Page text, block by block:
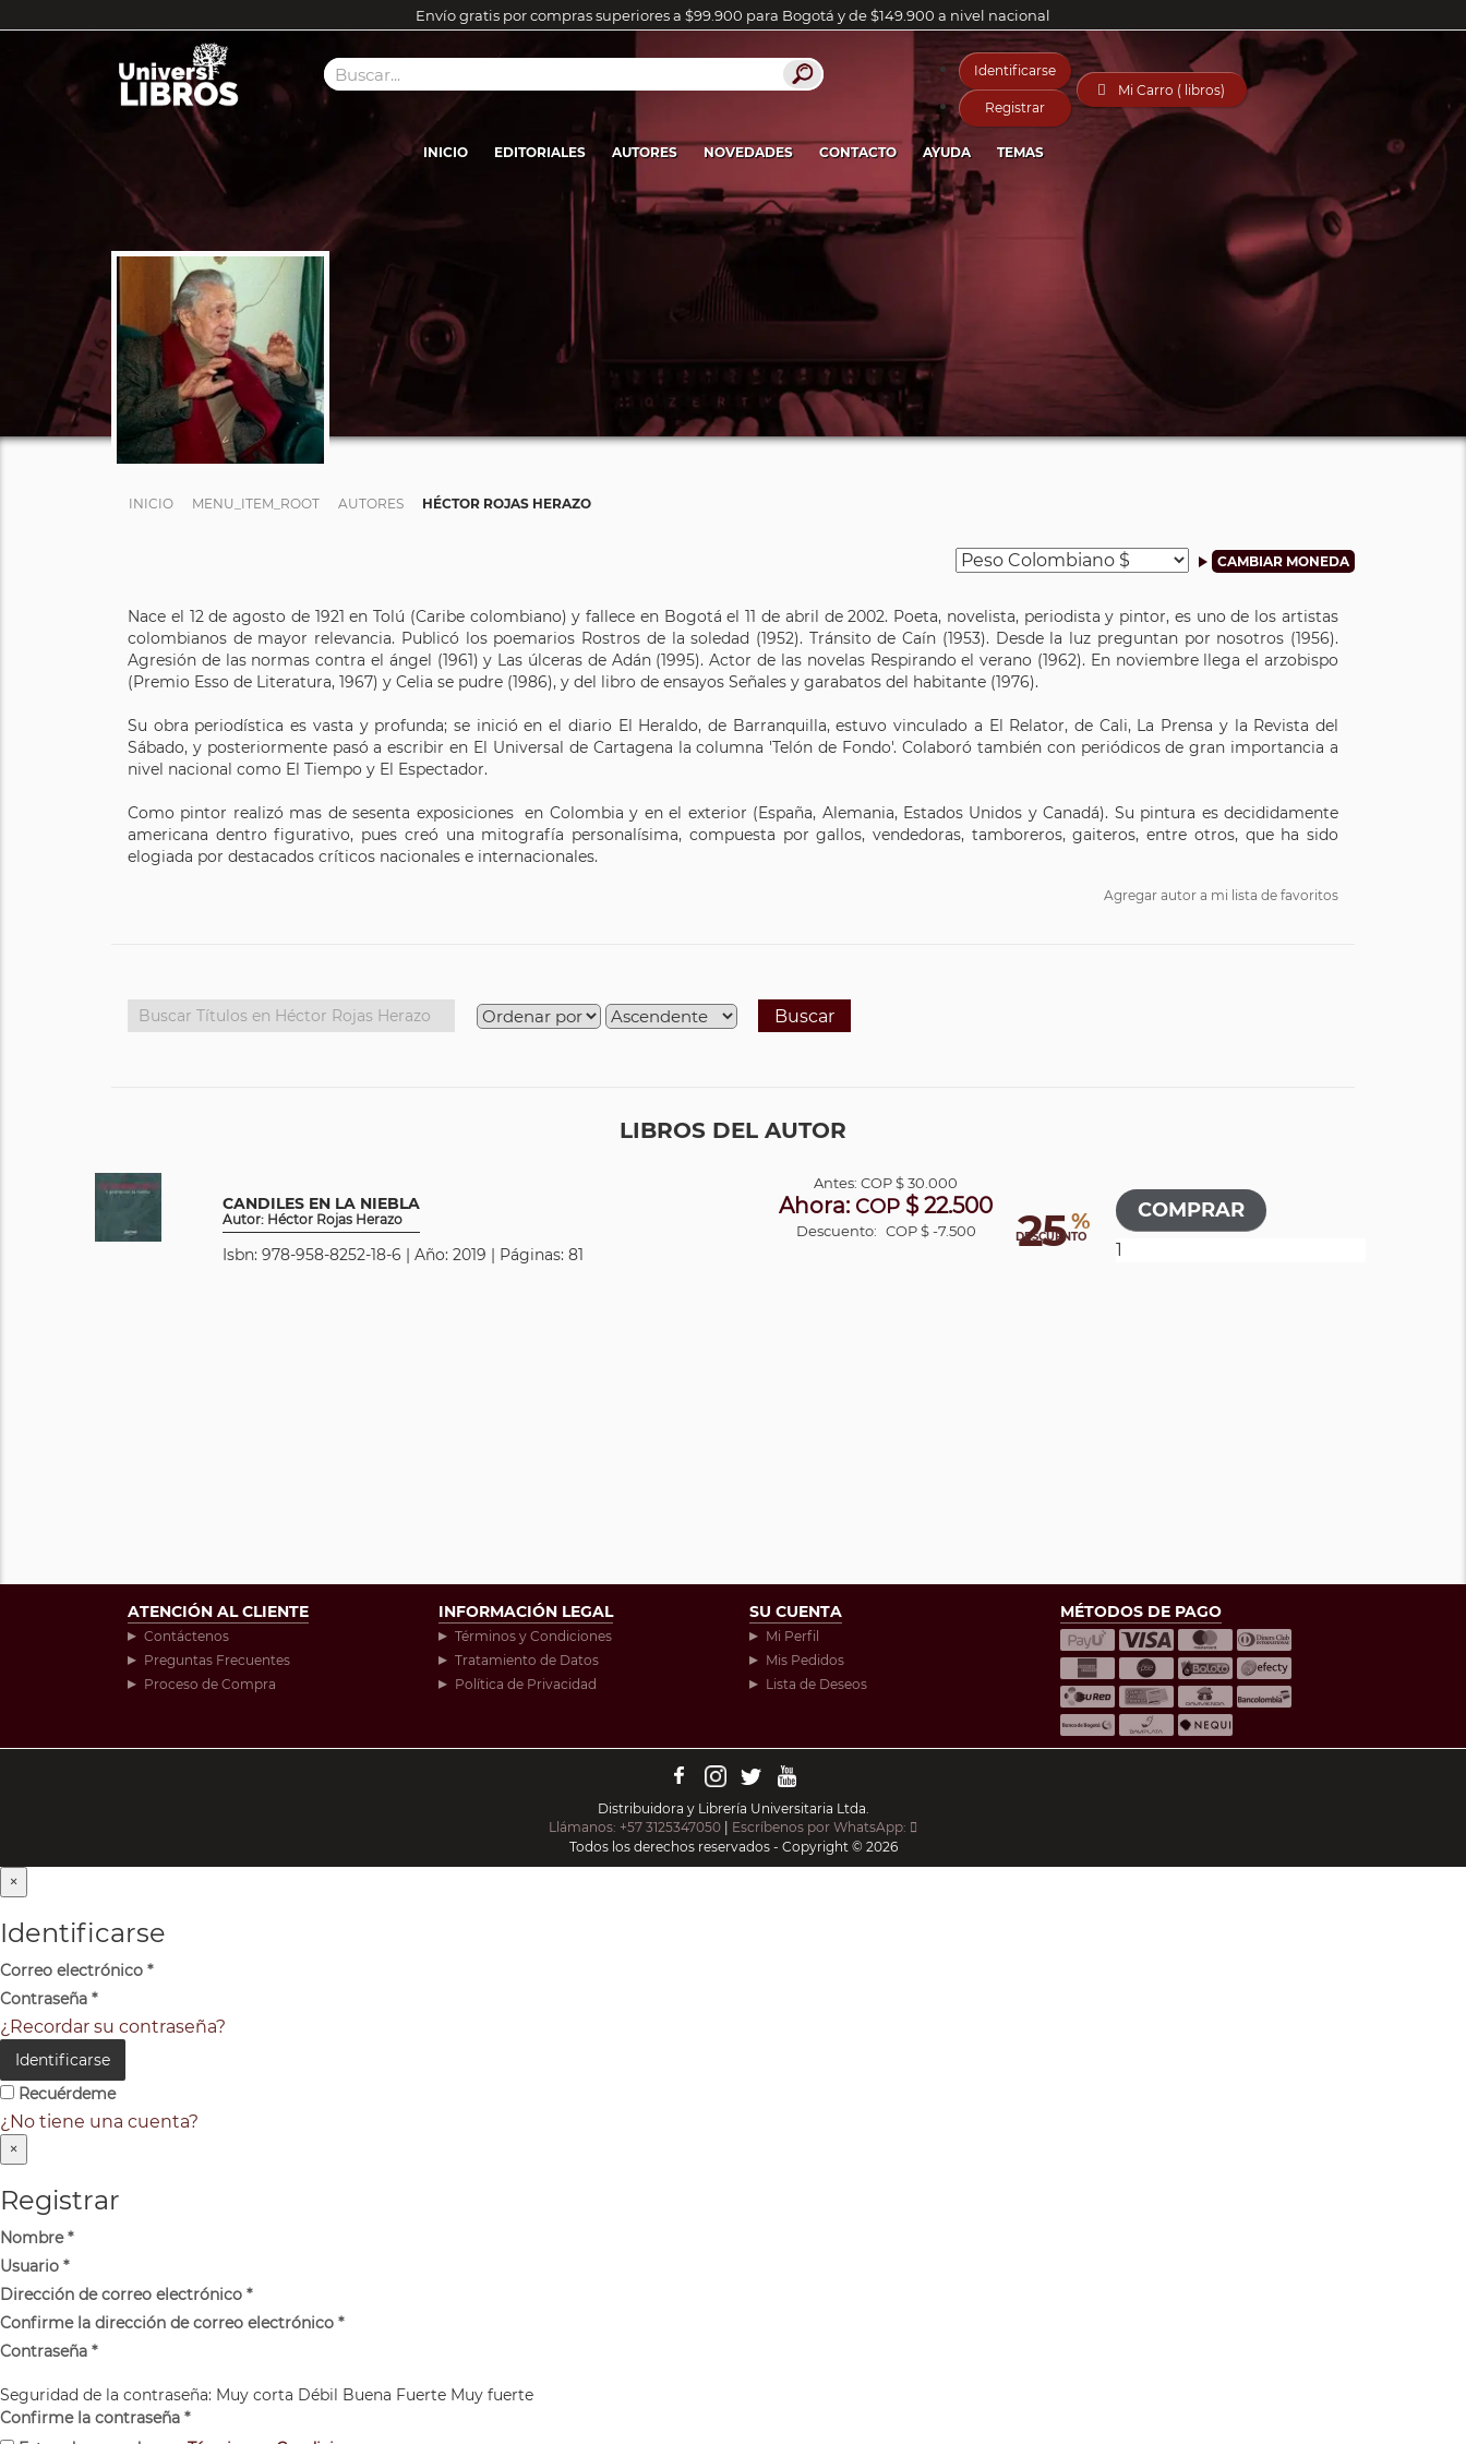
Envío gratis por compras superiores a $99.900 para Bogotá y de $149.900 a nivel nacional
Identificarse
Registrar
 Mi Carro ( libros)
INICIO EDITORIALES AUTORES NOVEDADES CONTACTO AYUDA TEMAS
INICIO MENU_ITEM_ROOT AUTORES HÉCTOR ROJAS HERAZO
Nace el 12 de agosto de 1921 en Tolú (Caribe colombiano) y fallece en Bogotá el 11 de abril de 2002. Poeta, novelista, periodista y pintor, es uno de los artistas
colombianos de mayor relevancia. Publicó los poemarios Rostros de la soledad (1952). Tránsito de Caín (1953). Desde la luz preguntan por nosotros (1956).
Agresión de las normas contra el ángel (1961) y Las úlceras de Adán (1995). Actor de las novelas Respirando el verano (1962). En noviembre llega el arzobispo
(Premio Esso de Literatura, 1967) y Celia se pudre (1986), y del libro de ensayos Señales y garabatos del habitante (1976).
Su obra periodística es vasta y profunda; se inició en el diario El Heraldo, de Barranquilla, estuvo vinculado a El Relator, de Cali, La Prensa y la Revista del
Sábado, y posteriormente pasó a escribir en El Universal de Cartagena la columna 'Telón de Fondo'. Colaboró también con periódicos de gran importancia a
nivel nacional como El Tiempo y El Espectador.
Como pintor realizó mas de sesenta exposiciones en Colombia y en el exterior (España, Alemania, Estados Unidos y Canadá). Su pintura es decididamente
americana dentro figurativo, pues creó una mitografía personalísima, compuesta por gallos, vendedoras, tamboreros, gaiteros, entre otros, que ha sido
elogiada por destacados críticos nacionales e internacionales.
Agregar autor a mi lista de favoritos
Buscar
LIBROS DEL AUTOR
CANDILES EN LA NIEBLA
Autor: Héctor Rojas Herazo
Isbn: 978-958-8252-18-6 | Año: 2019 | Páginas: 81 25 %
DESCUENTO
Antes:COP$ 30.000
Ahora: COP $ 22.500
Descuento: COP $ -7.500
ATENCIÓN AL CLIENTE
Contáctenos
Preguntas Frecuentes
Proceso de Compra
INFORMACIÓN LEGAL
Términos y Condiciones
Tratamiento de Datos
Política de Privacidad
SU CUENTA
Mi Perfil
Mis Pedidos
Lista de Deseos
MÉTODOS DE PAGO
Distribuidora y Librería Universitaria Ltda.
Llámanos: +57 3125347050
Escríbenos por WhatsApp:
Todos los derechos reservados - Copyright © 2026
×
Identificarse
Correo electrónico *
Contraseña *
¿Recordar su contraseña?
Identificarse
Recuérdeme
¿No tiene una cuenta?
×
Registrar
Nombre*
Usuario *
Dirección de correo electrónico *
Confirme la dirección de correo electrónico *
Contraseña *
Seguridad de la contraseña: Muy corta Débil Buena Fuerte Muy fuerte
Confirme la contraseña *